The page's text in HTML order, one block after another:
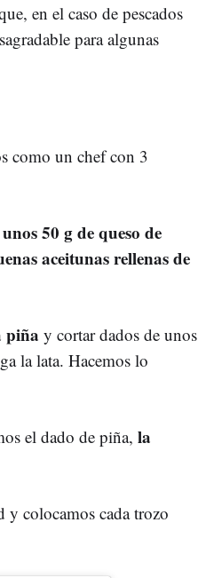
en el caso de pescados
para algunas
como un chef con 3
50 g de queso de
aceitunas rellenas de
piña y cortar dados de unos
la lata. Hacemos lo
el dado de piña, la
y colocamos cada trozo